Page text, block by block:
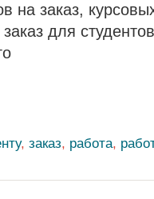
на заказ,
для
, заказ, работа,